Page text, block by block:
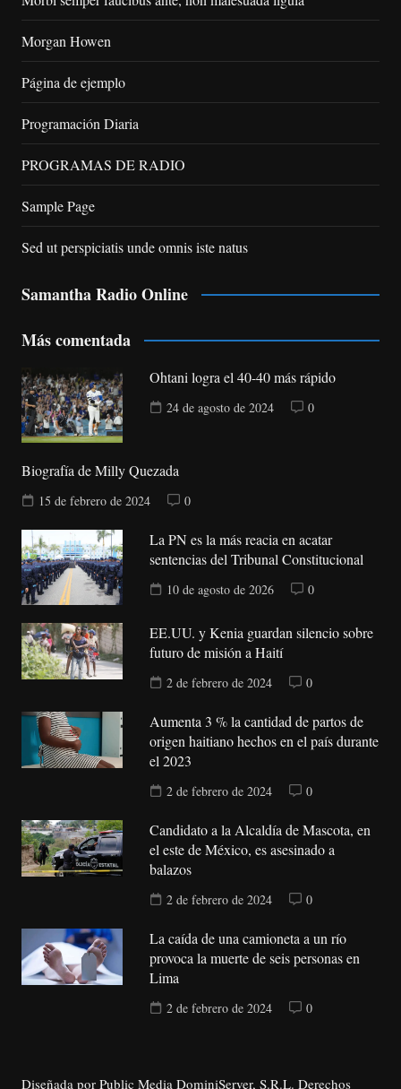
Morgan Howen
Página de ejemplo
Programación Diaria
PROGRAMAS DE RADIO
Sample Page
Sed ut perspiciatis unde omnis iste natus
Samantha Radio Online
Más comentada
Ohtani logra el 40-40 más rápido
24 de agosto de 2024 0
Biografía de Milly Quezada
15 de febrero de 2024 0
La PN es la más reacia en acatar
sentencias del Tribunal Constitucional
10 de agosto de 2026 0
EE.UU. y Kenia guardan silencio sobre
futuro de misión a Haití
2 de febrero de 2024 0
Aumenta 3 % la cantidad de partos de
origen haitiano hechos en el país durante
el 2023
2 de febrero de 2024 0
Candidato a la Alcaldía de Mascota, en
el este de México, es asesinado a
balazos
2 de febrero de 2024 0
La caída de una camioneta a un río
provoca la muerte de seis personas en
Lima
2 de febrero de 2024 0
Diseñada por Public Media DominiServer, S.R.L. Derechos